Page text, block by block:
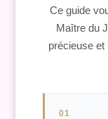
Ce guide
Maître du
précieuse et
01